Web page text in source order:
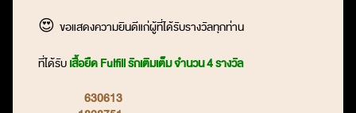
😍 ขอแสดงความยินดีแก่ผู้ที่ได้รับรางวัลทุกท่าน
ที่ได้รับเสื้อยืด Fulfill รักเติมเต็ม จำนวน 4 รางวัล
630613